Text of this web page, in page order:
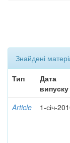
Знайдені
Тип
Дата
випуску
Article 1-січ-